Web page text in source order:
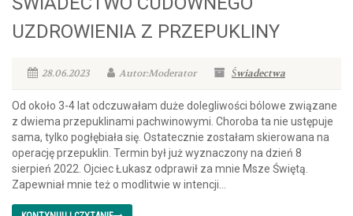
UZDROWIENIA Z PRZEPUKLINY
28.06.2023 Autor:Moderator Świadectwa
Od około 3-4 lat odczuwałam duże dolegliwości bólowe związane
z dwiema przepuklinami pachwinowymi. Choroba ta nie ustępuje
sama, tylko pogłębiała się. Ostatecznie zostałam skierowana na
operację przepuklin. Termin był już wyznaczony na dzień 8
sierpień 2022. Ojciec Łukasz odprawił za mnie Msze Świętą.
Zapewniał mnie też o modlitwie w intencji...